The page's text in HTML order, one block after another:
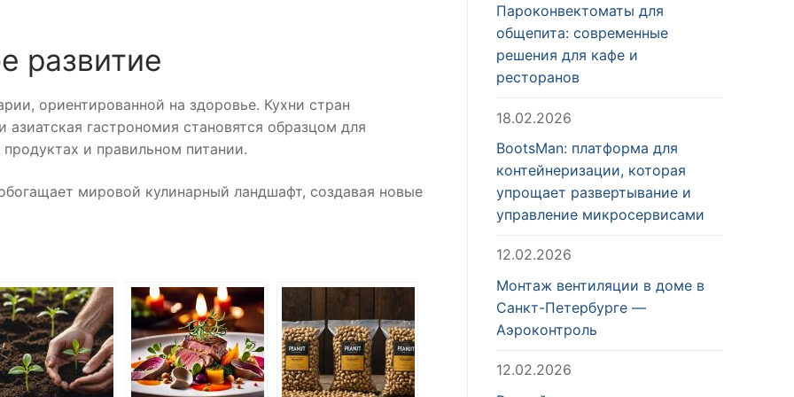
развитие
ориентированной на здоровье. Кухни стран
гастрономия становятся образцом для
и правильном питании.
мировой кулинарный ландшафт, создавая новые
Пароконвектоматы для
общепита: современные
решения для кафе и
ресторанов
18.02.2026
BootsMan: платформа для
контейнеризации, которая
упрощает развертывание и
управление микросервисами
12.02.2026
Монтаж вентиляции в доме в
Санкт-Петербурге —
Аэроконтроль
12.02.2026